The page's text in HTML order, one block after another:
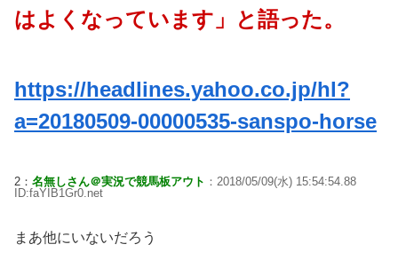
はよくなっています」と語った。
https://headlines.yahoo.co.jp/hl?
a=20180509-00000535-sanspo-horse
2： 名無しさん＠実況で競馬板アウト ：2018/05/09(水) 15:54:54.88
ID:faYIB1Gr0.net
まあ他にいないだろう